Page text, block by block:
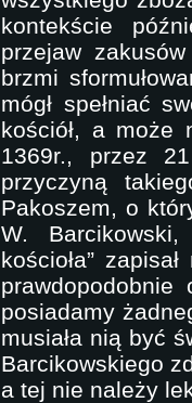
kontekście
przejaw
brzmi
mógł spełniać
kościół, a może
1369r., przez
przyczyną
Pakoszem, o
W.
kościoła”
posiadamy
musiała nią być
Barcikowskiego
a tej nie należy